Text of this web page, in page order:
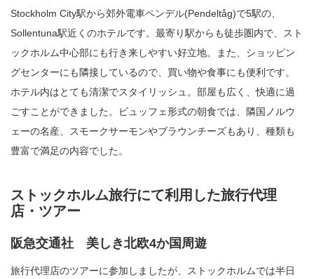
Stockholm City駅から郊外電車ペンデル(Pendeltåg)で5駅の、
Sollentuna駅近くのホテルです。最寄り駅からも徒歩圏内で、スト
ックホルム中心部にも行き来しやすい好立地。また、ショッピン
グセンターにも隣接しているので、買い物や食事にも便利です。
ホテル内はとても清潔でスタイリッシュ。部屋も広く、快適に過
ごすことができました。ビュッフェ形式の朝食では、隣国ノルウ
ェーの名産、スモークサーモンやブラウンチーズもあり、種類も
豊富で満足の内容でした。
ストックホルム旅行にて利用した旅行代理
店・ツアー
阪急交通社 美しき北欧4か国周遊
旅行代理店のツアーに参加しましたが、ストックホルムでは半日